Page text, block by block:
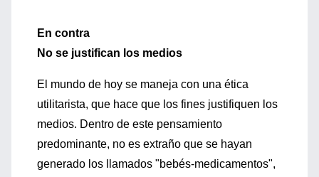
En contra
No se justifican los medios
El mundo de hoy se maneja con una ética
utilitarista, que hace que los fines justifiquen los
medios. Dentro de este pensamiento
predominante, no es extraño que se hayan
generado los llamados "bebés-medicamentos",